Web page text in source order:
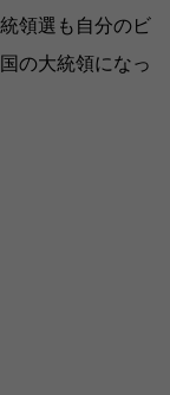
領選も自分のビ
の大統領になっ